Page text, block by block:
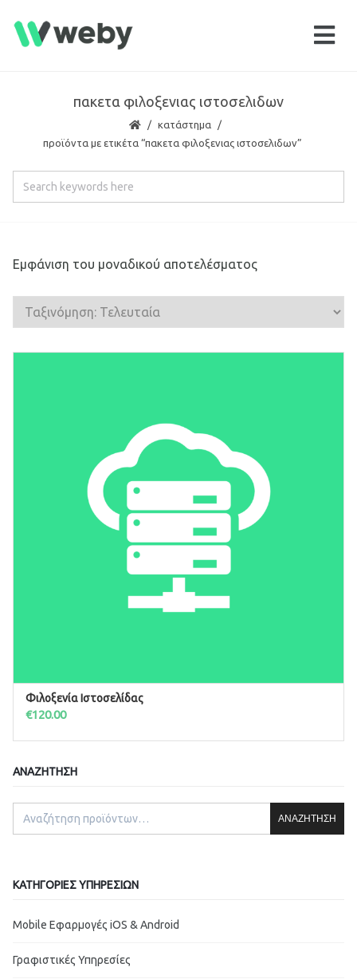
πακετα φιλοξενιας ιστοσελιδων
κατάστημα
προϊόντα με ετικέτα “πακετα φιλοξενιας ιστοσελιδων”
Εμφάνιση του μοναδικού αποτελέσματος
ΠΡΟΣΘΉΚΗ ΣΤΟ ΚΑΛΆΘΙ
Φιλοξενία Ιστοσελίδας
€120.00
ΑΝΑΖΉΤΗΣΗ
ΑΝΑΖΉΤΗΣΗ
ΚΑΤΗΓΟΡΊΕΣ ΥΠΗΡΕΣΙΏΝ
Mobile Εφαρμογές iOS & Android
Γραφιστικές Υπηρεσίες